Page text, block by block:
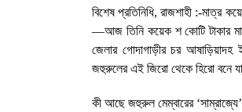
গোদাগাড়ীতে
দফা দাবিতে
৩০ জুলাই,
বিশেষ প্রতিনিধি, রাজশাহী :-মাত্র
—আজ তিনি কয়েক শ কোটি টাকার
জেলার গোদাগাড়ীর চর আষাড়িয়াদহ
জহুরুলের এই জিরো থেকে হিরো বনে
​কী আছে জহুরুল মেম্বারের